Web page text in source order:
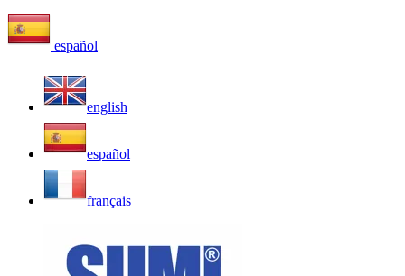
español
english
español
français